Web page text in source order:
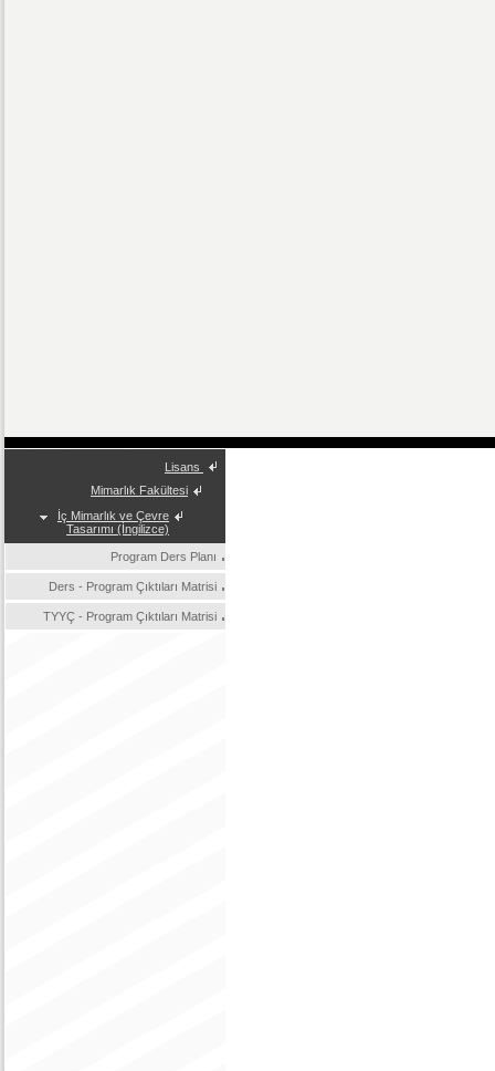
Lisans
Mimarlık Fakültesi
İç Mimarlık ve Çevre
Tasarımı (İngilizce)
Program Ders Planı
Ders - Program Çıktıları Matrisi
TYYÇ - Program Çıktıları Matrisi